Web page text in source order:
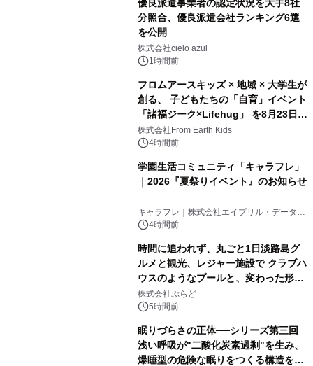
優良派遣事業者の認定状況を大手8社
分照合、優良派遣会社ランキング6選
を公開
株式会社cielo azul
1時間前
フロムアースキッズ × 地域 × 大学生が
創る、 子どもたちの「自育」イベント
「諸福ジーク×Lifehug」 を8月23日
(日)開催
株式会社From Earth Kids
4時間前
学園生活コミュニティ「キャラフレ」
｜2026『夏祭りイベント』のお知らせ
キャラフレ｜株式会社エイプリル・データ・
デザインズ
4時間前
時間に追われず、丸ごと1日淡路島グ
ルメと観光、レジャー施設で クラブハ
ウスのようなプールと、変わった形の
サウナも 「THE BOXY AWAJI」のお
得な素泊まり連泊プランで
株式会社ぷらど
5時間前
眠りづらさの正体──シリーズ第三回
浅い呼吸が"二酸化炭素過剰"を生み、
爆睡型の危険な眠りをつくる構造を解